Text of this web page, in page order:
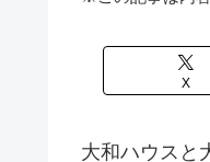
X
大和ハウスと